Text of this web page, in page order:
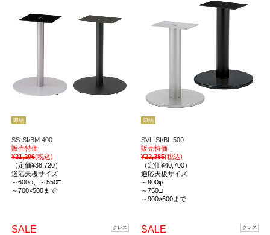
即納
SS-SI/BM 400
販売特価
¥21,296(税込)
（定価¥38,720）
適応天板サイズ
～600φ、～550□
～700×500まで
即納
SVL-SI/BL 500
販売特価
¥22,385(税込)
（定価¥40,700）
適応天板サイズ
～900φ
～750□
～900×600まで
SALE クレス SALE クレス